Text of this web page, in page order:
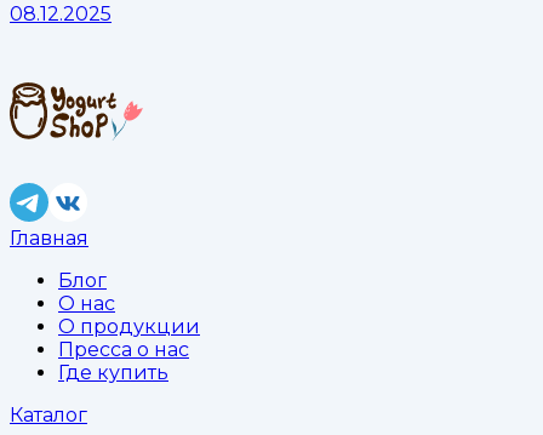
08.12.2025
Главная
Блог
О нас
О продукции
Пресса о нас
Где купить
Каталог